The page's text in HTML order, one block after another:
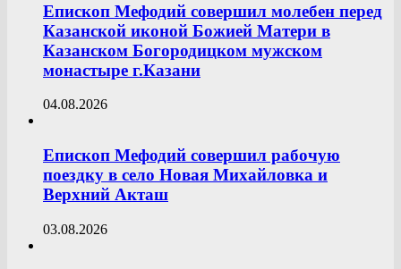
Епископ Мефодий совершил молебен перед
Казанской иконой Божией Матери в
Казанском Богородицком мужском
монастыре г.Казани
04.08.2026
Епископ Мефодий совершил рабочую
поездку в село Новая Михайловка и
Верхний Акташ
03.08.2026